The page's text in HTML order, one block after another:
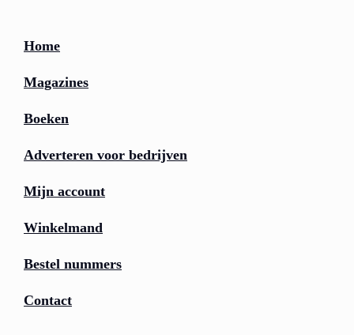
Home
Magazines
Boeken
Adverteren voor bedrijven
Mijn account
Winkelmand
Bestel nummers
Contact